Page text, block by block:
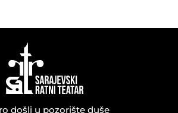
došli u pozorište duše